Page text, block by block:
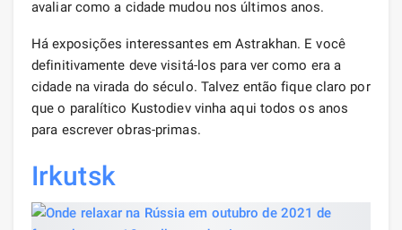
avaliar como a cidade mudou nos últimos anos.
Há exposições interessantes em Astrakhan. E você
definitivamente deve visitá-los para ver como era a
cidade na virada do século. Talvez então fique claro por
que o paralítico Kustodiev vinha aqui todos os anos
para escrever obras-primas.
Irkutsk